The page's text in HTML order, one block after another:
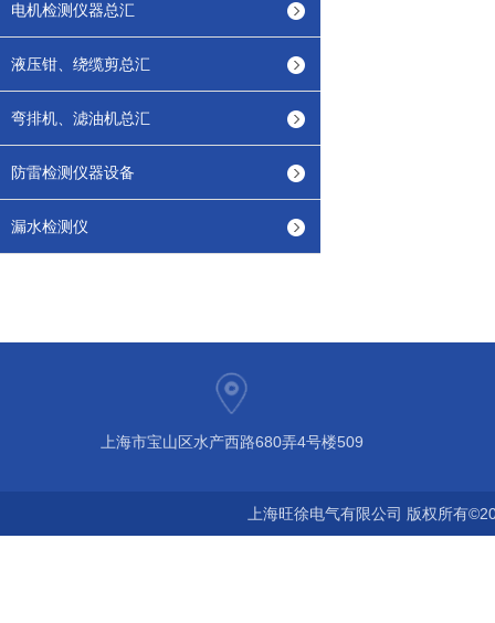
电机检测仪器总汇
液压钳、绕缆剪总汇
弯排机、滤油机总汇
防雷检测仪器设备
漏水检测仪
上海市宝山区水产西路680弄4号楼509
上海旺徐电气有限公司 版权所有